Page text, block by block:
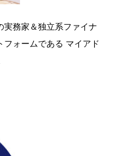
実務家＆独立系ファイナ
フォームである マイアド